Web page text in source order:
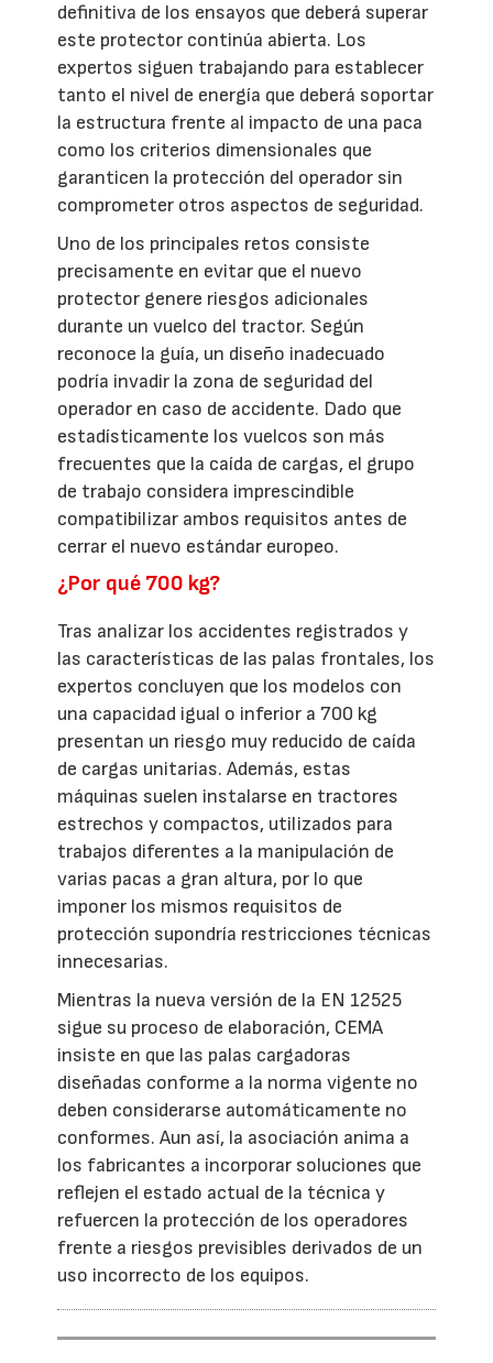
definitiva de los ensayos que deberá superar
este protector continúa abierta. Los
expertos siguen trabajando para establecer
tanto el nivel de energía que deberá soportar
la estructura frente al impacto de una paca
como los criterios dimensionales que
garanticen la protección del operador sin
comprometer otros aspectos de seguridad.
Uno de los principales retos consiste
precisamente en evitar que el nuevo
protector genere riesgos adicionales
durante un vuelco del tractor. Según
reconoce la guía, un diseño inadecuado
podría invadir la zona de seguridad del
operador en caso de accidente. Dado que
estadísticamente los vuelcos son más
frecuentes que la caída de cargas, el grupo
de trabajo considera imprescindible
compatibilizar ambos requisitos antes de
cerrar el nuevo estándar europeo.
¿Por qué 700 kg?
Tras analizar los accidentes registrados y
las características de las palas frontales, los
expertos concluyen que los modelos con
una capacidad igual o inferior a 700 kg
presentan un riesgo muy reducido de caída
de cargas unitarias. Además, estas
máquinas suelen instalarse en tractores
estrechos y compactos, utilizados para
trabajos diferentes a la manipulación de
varias pacas a gran altura, por lo que
imponer los mismos requisitos de
protección supondría restricciones técnicas
innecesarias.
Mientras la nueva versión de la EN 12525
sigue su proceso de elaboración, CEMA
insiste en que las palas cargadoras
diseñadas conforme a la norma vigente no
deben considerarse automáticamente no
conformes. Aun así, la asociación anima a
los fabricantes a incorporar soluciones que
reflejen el estado actual de la técnica y
refuercen la protección de los operadores
frente a riesgos previsibles derivados de un
uso incorrecto de los equipos.